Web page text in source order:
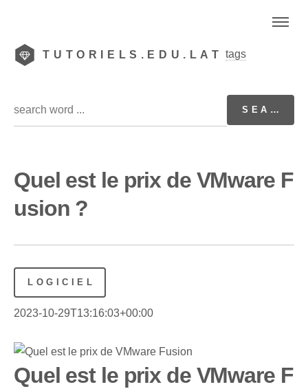
TUTORIELS.EDU.LAT tags
Quel est le prix de VMware F
usion ?
LOGICIEL
2023-10-29T13:16:03+00:00
Quel est le prix de VMware F